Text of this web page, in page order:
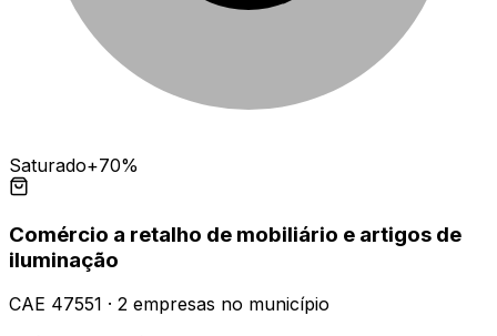
Saturado+70%
Comércio a retalho de mobiliário e artigos de
iluminação
CAE 47551 · 2 empresas no município